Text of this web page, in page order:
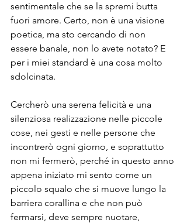
sentimentale che se la spremi butta
fuori amore. Certo, non è una visione
poetica, ma sto cercando di non
essere banale, non lo avete notato? E
per i miei standard è una cosa molto
sdolcinata.
Cercherò una serena felicità e una
silenziosa realizzazione nelle piccole
cose, nei gesti e nelle persone che
incontrerò ogni giorno, e soprattutto
non mi fermerò, perché in questo anno
appena iniziato mi sento come un
piccolo squalo che si muove lungo la
barriera corallina e che non può
fermarsi, deve sempre nuotare,